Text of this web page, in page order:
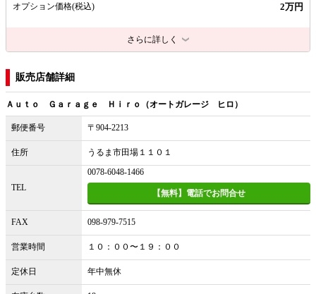
オプション価格(税込) 2万円
さらに詳しく
販売店舗詳細
Ａｕｔｏ Ｇａｒａｇｅ Ｈｉｒｏ（オートガレージ ヒロ）
郵便番号 〒904-2213
住所 うるま市田場１１０１
TEL
0078-6048-1466
【無料】電話でお問合せ
FAX 098-979-7515
営業時間 １０：００〜１９：００
定休日 年中無休